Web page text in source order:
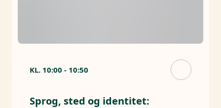
KL. 10:00 - 10:50
Sprog, sted og identitet: